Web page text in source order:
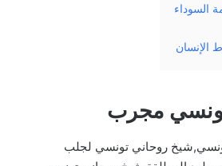
مجرب
روحاني تونسي لجلب